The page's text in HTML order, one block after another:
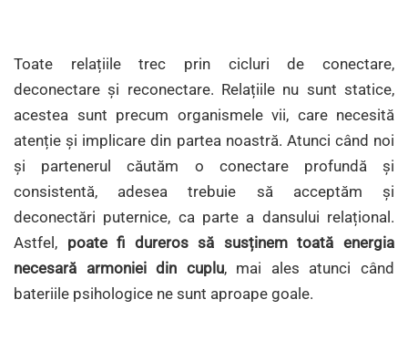
Toate relațiile trec prin cicluri de conectare,
deconectare și reconectare. Relațiile nu sunt statice,
acestea sunt precum organismele vii, care necesită
atenție și implicare din partea noastră. Atunci când noi
și partenerul căutăm o conectare profundă și
consistentă, adesea trebuie să acceptăm și
deconectări puternice, ca parte a dansului relațional.
Astfel, poate fi dureros să susținem toată energia
necesară armoniei din cuplu, mai ales atunci când
bateriile psihologice ne sunt aproape goale.